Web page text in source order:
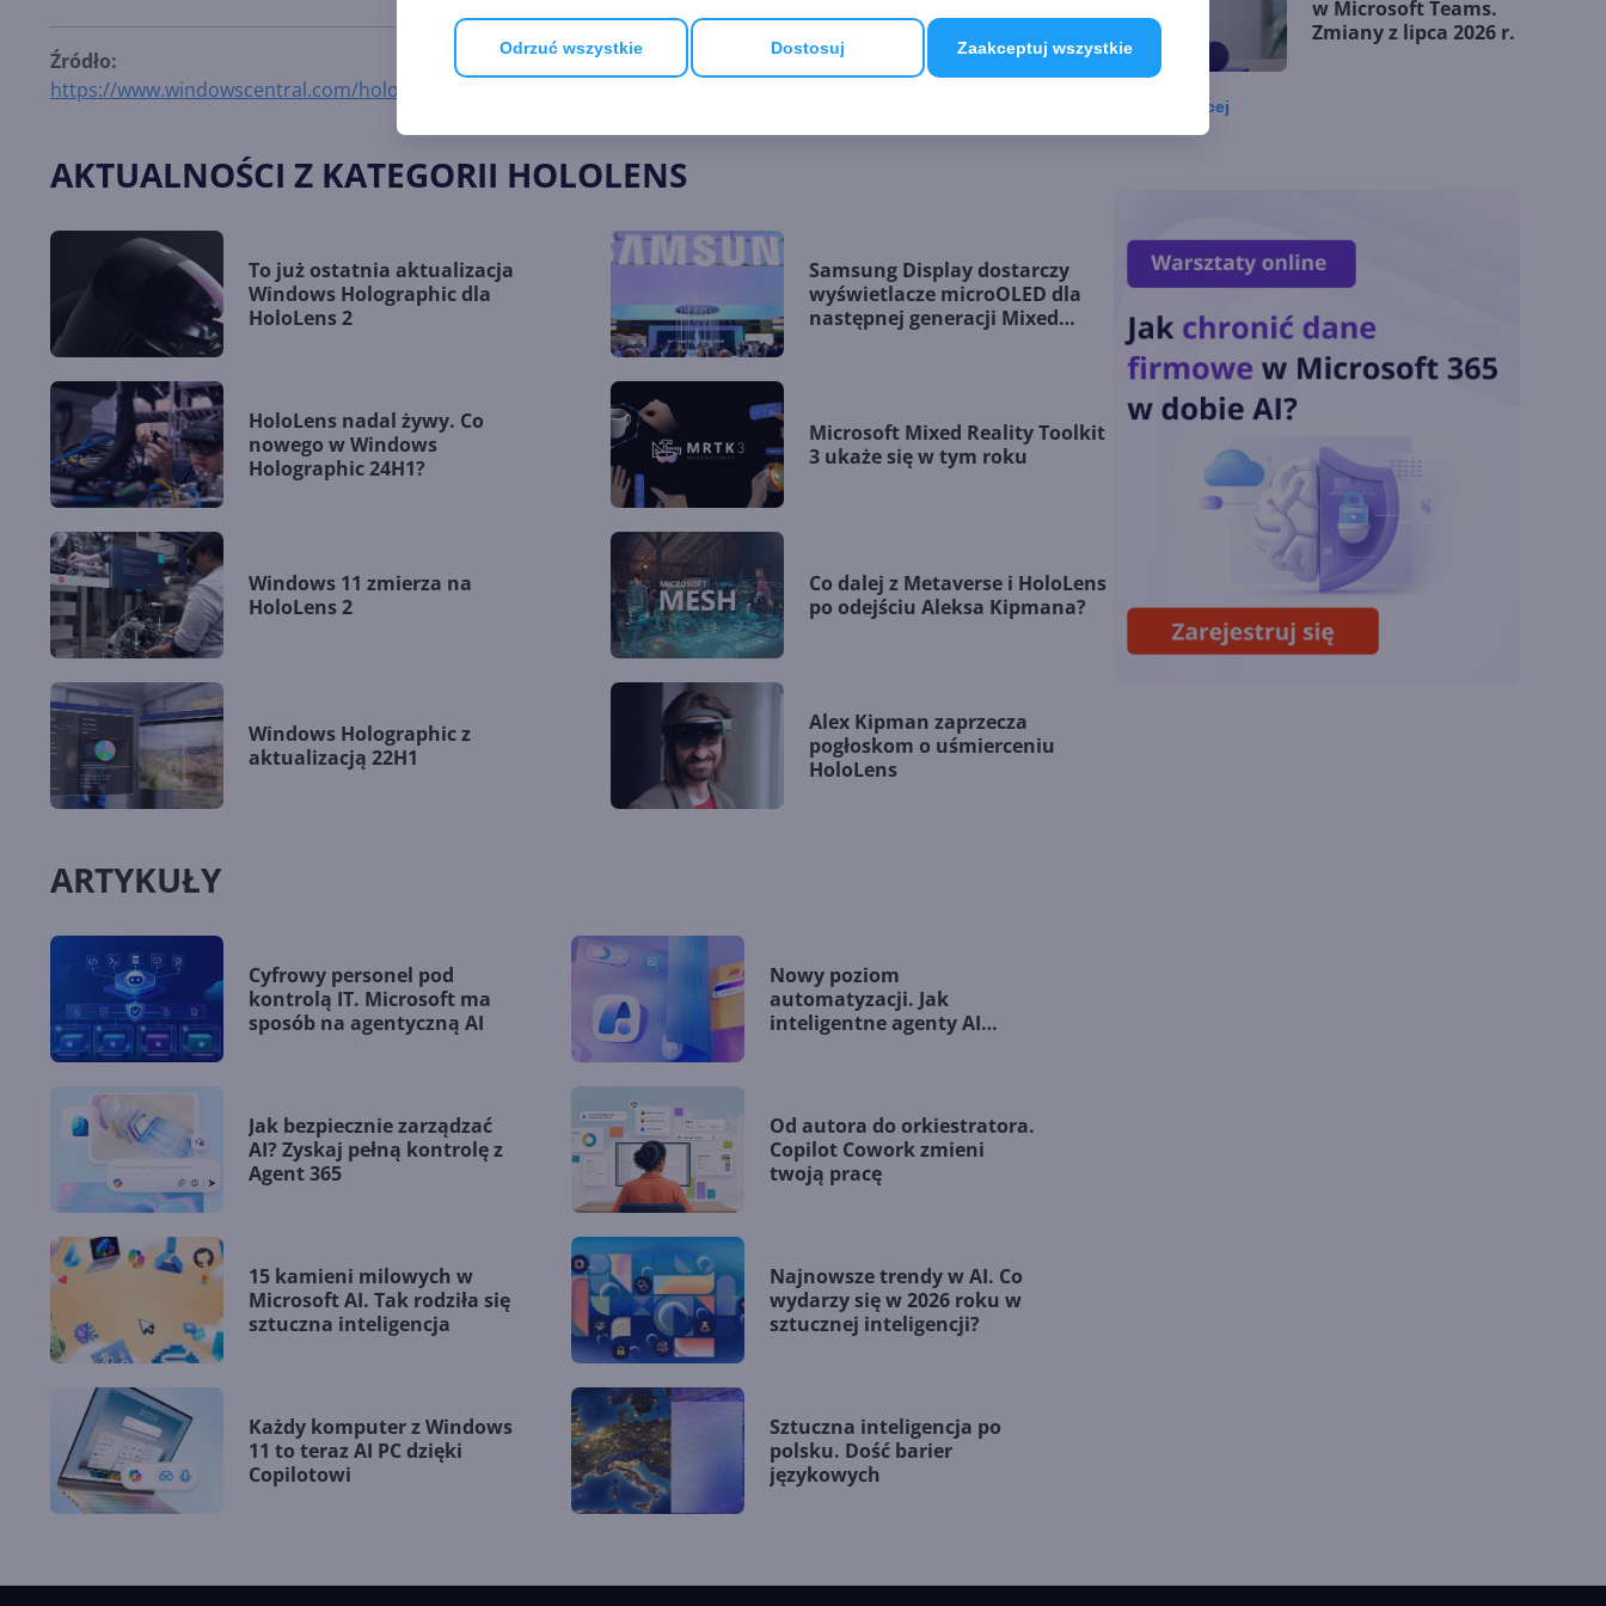
Odrzuć wszystkie Dostosuj Zaakceptuj wszystkie
Źródło:
https://www.windowscentral.com/hololens-3-may-not-be-dead-after-all-suggests-devices-creator
AKTUALNOŚCI Z KATEGORII HOLOLENS
To już ostatnia aktualizacja
Windows Holographic dla
HoloLens 2
Samsung Display dostarczy
wyświetlacze microOLED dla
następnej generacji Mixed
HoloLens nadal żywy. Co
nowego w Windows
Holographic 24H1?
Microsoft Mixed Reality Toolkit
3 ukaże się w tym roku
Windows 11 zmierza na
HoloLens 2
Co dalej z Metaverse i HoloLens
po odejściu Aleksa Kipmana?
Windows Holographic z
aktualizacją 22H1
Alex Kipman zaprzecza
pogłoskom o uśmierceniu
HoloLens
w Microsoft Teams.
Zmiany z lipca 2026 r.
OpenAI tnie ceny
modeli GPT-5.6.
Odpowiedź na presję
Chin
chmury. Microsoft
ogłasza znakomite
wyniki i
superaplikację
Sztuczna inteligencja
wspiera odkrycia
naukowe. OpenAI
startuje z nowym
więcej
ARTYKUŁY
Cyfrowy personel pod
kontrolą IT. Microsoft ma
sposób na agentyczną AI
Nowy poziom
automatyzacji. Jak
inteligentne agenty AI
Jak bezpiecznie zarządzać
AI? Zyskaj pełną kontrolę z
Agent 365
Od autora do orkiestratora.
Copilot Cowork zmieni
twoją pracę
15 kamieni milowych w
Microsoft AI. Tak rodziła się
sztuczna inteligencja
Najnowsze trendy w AI. Co
wydarzy się w 2026 roku w
sztucznej inteligencji?
Każdy komputer z Windows
11 to teraz AI PC dzięki
Copilotowi
Sztuczna inteligencja po
polsku. Dość barier
językowych